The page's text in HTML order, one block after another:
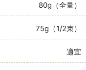
80g（全量）
75g（1/2束）
適宜